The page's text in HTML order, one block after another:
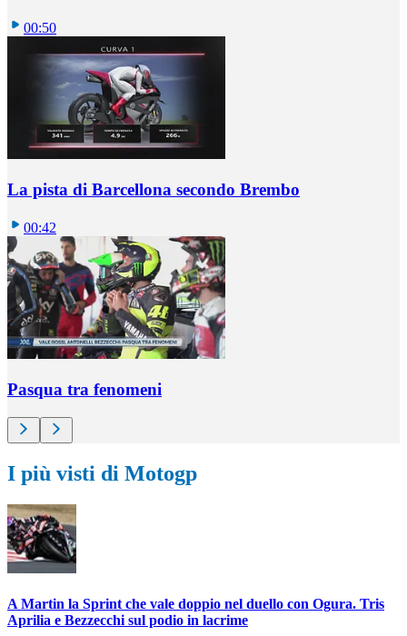
00:50
La pista di Barcellona secondo Brembo
00:42
Pasqua tra fenomeni
I più visti di Motogp
A Martin la Sprint che vale doppio nel duello con Ogura. Tris
Aprilia e Bezzecchi sul podio in lacrime